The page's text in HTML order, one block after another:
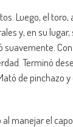
Luego, el
y, en su
Terminó
de pinchazo
manejar el